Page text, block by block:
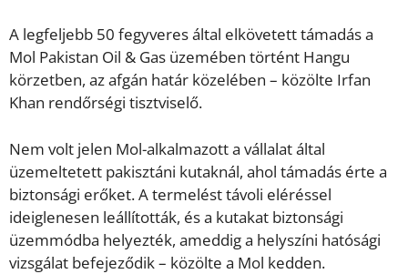
A legfeljebb 50 fegyveres által elkövetett támadás a
Mol Pakistan Oil & Gas üzemében történt Hangu
körzetben, az afgán határ közelében – közölte Irfan
Khan rendőrségi tisztviselő.
Nem volt jelen Mol-alkalmazott a vállalat által
üzemeltetett pakisztáni kutaknál, ahol támadás érte a
biztonsági erőket. A termelést távoli eléréssel
ideiglenesen leállították, és a kutakat biztonsági
üzemmódba helyezték, ameddig a helyszíni hatósági
vizsgálat befejeződik – közölte a Mol kedden.